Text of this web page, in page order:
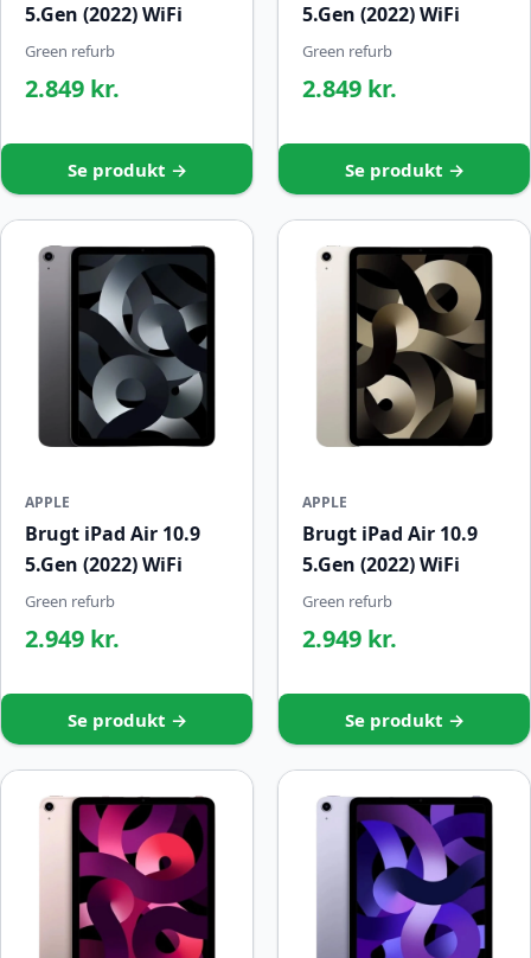
5.Gen (2022) WiFi
Green refurb
2.849 kr.
Se produkt →
5.Gen (2022) WiFi
Green refurb
2.849 kr.
Se produkt →
APPLE
Brugt iPad Air 10.9
5.Gen (2022) WiFi
Green refurb
2.949 kr.
Se produkt →
APPLE
Brugt iPad Air 10.9
5.Gen (2022) WiFi
Green refurb
2.949 kr.
Se produkt →